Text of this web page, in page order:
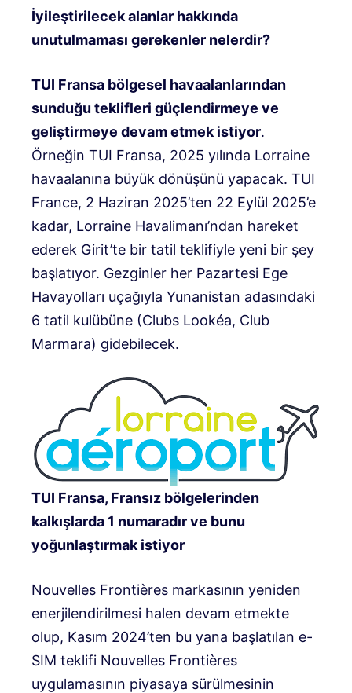
İyileştirilecek alanlar hakkında
unutulmaması gerekenler nelerdir?
TUI Fransa bölgesel havaalanlarından
sunduğu teklifleri güçlendirmeye ve
geliştirmeye devam etmek istiyor.
Örneğin TUI Fransa, 2025 yılında Lorraine
havaalanına büyük dönüşünü yapacak. TUI
France, 2 Haziran 2025’ten 22 Eylül 2025’e
kadar, Lorraine Havalimanı’ndan hareket
ederek Girit’te bir tatil teklifiyle yeni bir şey
başlatıyor. Gezginler her Pazartesi Ege
Havayolları uçağıyla Yunanistan adasındaki
6 tatil kulübüne (Clubs Lookéa, Club
Marmara) gidebilecek.
TUI Fransa, Fransız bölgelerinden
kalkışlarda 1 numaradır ve bunu
yoğunlaştırmak istiyor
Nouvelles Frontières markasının yeniden
enerjilendirilmesi halen devam etmekte
olup, Kasım 2024’ten bu yana başlatılan e-
SIM teklifi Nouvelles Frontières
uygulamasının piyasaya sürülmesinin